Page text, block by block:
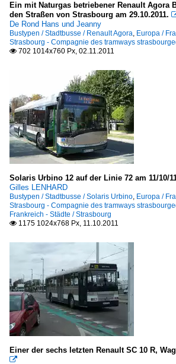
Ein mit Naturgas betriebener Renault Agora
den Straßen von Strasbourg am 29.10.2011.
De Rond Hans und Jeanny
Bustypen / Stadtbusse / Renault Agora, Europa /
Strasbourg - Compagnie des tramways
 702 1014x760 Px, 02.11.2011
Solaris Urbino 12 auf der Linie 72 am 11/10/
Gilles LENHARD
Bustypen / Stadtbusse / Solaris Urbino, Europa /
Strasbourg - Compagnie des tramways
Frankreich - Städte / Strasbourg
 1175 1024x768 Px, 11.10.2011
Einer der sechs letzten Renault SC 10 R,
